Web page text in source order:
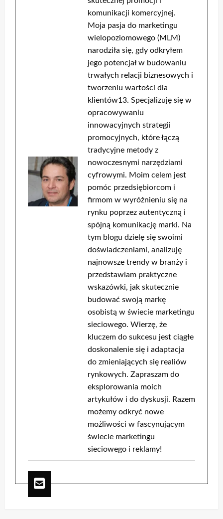
komunikacji komercyjnej.
Moja pasja do marketingu
wielopoziomowego (MLM)
narodziła się, gdy odkryłem
jego potencjał w budowaniu
trwałych relacji biznesowych i
tworzeniu wartości dla
klientów13. Specjalizuję się w
opracowywaniu
innowacyjnych strategii
promocyjnych, które łączą
tradycyjne metody z
nowoczesnymi narzędziami
cyfrowymi. Moim celem jest
pomóc przedsiębiorcom i
firmom w wyróżnieniu się na
rynku poprzez autentyczną i
spójną komunikację marki. Na
tym blogu dzielę się swoimi
doświadczeniami, analizuję
najnowsze trendy w branży i
przedstawiam praktyczne
wskazówki, jak skutecznie
budować swoją markę
osobistą w świecie marketingu
sieciowego. Wierzę, że
kluczem do sukcesu jest ciągłe
doskonalenie się i adaptacja
do zmieniających się realiów
rynkowych. Zapraszam do
eksplorowania moich
artykułów i do dyskusji. Razem
możemy odkryć nowe
możliwości w fascynującym
świecie marketingu
sieciowego i reklamy!